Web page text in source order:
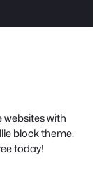
websites with
block theme.
today!